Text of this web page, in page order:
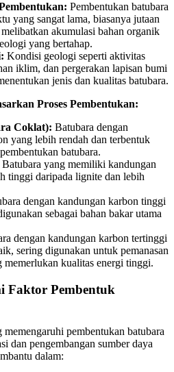
Pembentukan batubara
yang sangat lama, biasanya jutaan
akumulasi bahan organik
yang bertahap.
Kondisi geologi seperti aktivitas
iklim, dan pergerakan lapisan bumi
jenis dan kualitas batubara.
Proses Pembentukan:
Coklat): Batubara dengan
yang lebih rendah dan terbentuk
batubara.
Batubara yang memiliki kandungan
tinggi daripada lignite dan lebih
dengan kandungan karbon tinggi
sebagai bahan bakar utama
dengan kandungan karbon tertinggi
sering digunakan untuk pemanasan
memerlukan kualitas energi tinggi.
Faktor Pembentuk
pembentukan batubara
dan pengembangan sumber daya
dalam: